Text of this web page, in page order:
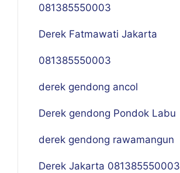
081385550003
Derek Fatmawati Jakarta
081385550003
derek gendong ancol
Derek gendong Pondok Labu
derek gendong rawamangun
Derek Jakarta 081385550003